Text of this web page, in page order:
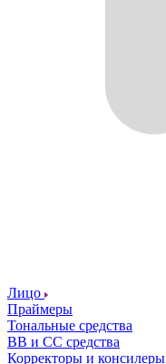
Лицо
Праймеры
Тональные средства
ВВ и СС средства
Корректоры и консилеры